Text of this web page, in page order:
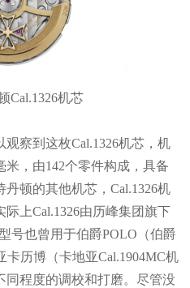
机芯
察到这枚Cal.1326机芯，机
米，由142个零件构成，具备
顿的其他机芯，Cal.1326机
上Cal.1326由历峰集团旗下
号也曾用于伯爵POLO（伯爵
卡历博（卡地亚Cal.1904MC机
同程度的调校和打磨。尽管没